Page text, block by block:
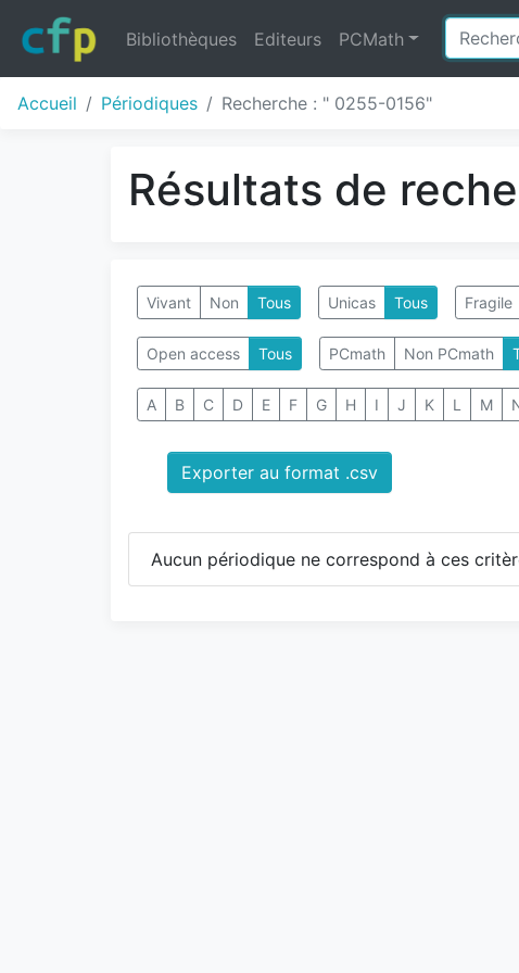
Bibliothèques Editeurs PCMath
Accueil Périodiques Recherche : " 0255-0156"
Résultats de
Vivant Non Tous Unicas Tous Fragile
Open access Tous PCmath Non PCmath
A B C D E F G H I J K L M
Exporter au format .csv
Aucun périodique ne correspond à ces